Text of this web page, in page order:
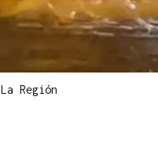
La Región